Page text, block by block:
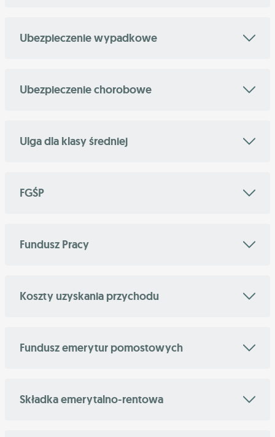
Ubezpieczenie wypadkowe
Ubezpieczenie chorobowe
Ulga dla klasy średniej
FGŚP
Fundusz Pracy
Koszty uzyskania przychodu
Fundusz emerytur pomostowych
Składka emerytalno-rentowa